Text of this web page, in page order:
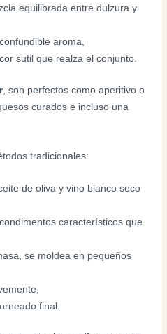
equilibrada entre dulzura y
aroma,
sutil que realza el conjunto.
, son perfectos como aperitivo o
curados e incluso una
tradicionales:
de oliva y vino blanco seco
característicos que
se moldea en pequeños
final.